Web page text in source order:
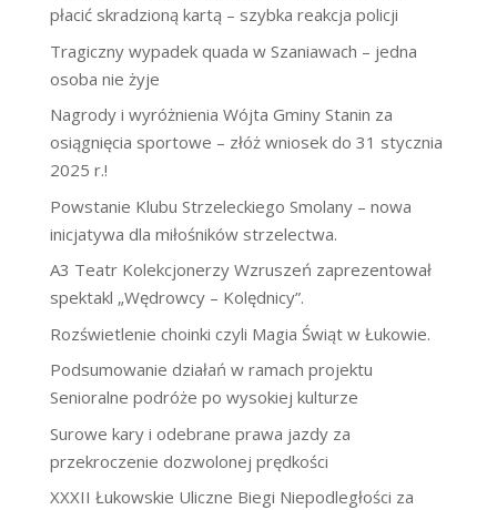
płacić skradzioną kartą – szybka reakcja policji
Tragiczny wypadek quada w Szaniawach – jedna
osoba nie żyje
Nagrody i wyróżnienia Wójta Gminy Stanin za
osiągnięcia sportowe – złóż wniosek do 31 stycznia
2025 r.!
Powstanie Klubu Strzeleckiego Smolany – nowa
inicjatywa dla miłośników strzelectwa.
A3 Teatr Kolekcjonerzy Wzruszeń zaprezentował
spektakl „Wędrowcy – Kolędnicy”.
Rozświetlenie choinki czyli Magia Świąt w Łukowie.
Podsumowanie działań w ramach projektu
Senioralne podróże po wysokiej kulturze
Surowe kary i odebrane prawa jazdy za
przekroczenie dozwolonej prędkości
XXXII Łukowskie Uliczne Biegi Niepodległości za